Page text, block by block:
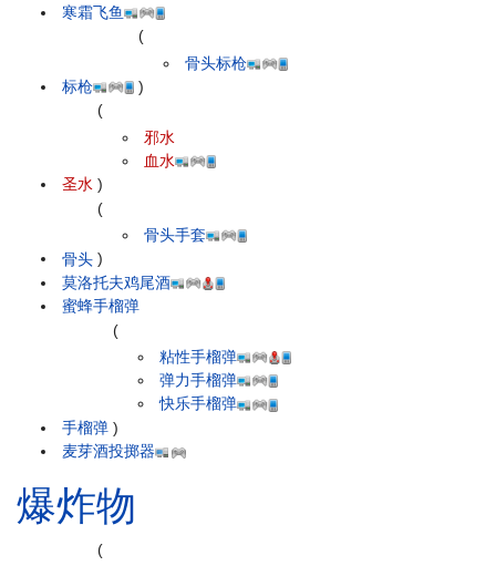
寒霜飞鱼
标枪
(
骨头标枪
)
圣水
(
邪水
血水
)
骨头
(
骨头手套
)
莫洛托夫鸡尾酒
蜜蜂手榴弹
手榴弹
(
粘性手榴弹
弹力手榴弹
快乐手榴弹
)
麦芽酒投掷器
爆炸物
(